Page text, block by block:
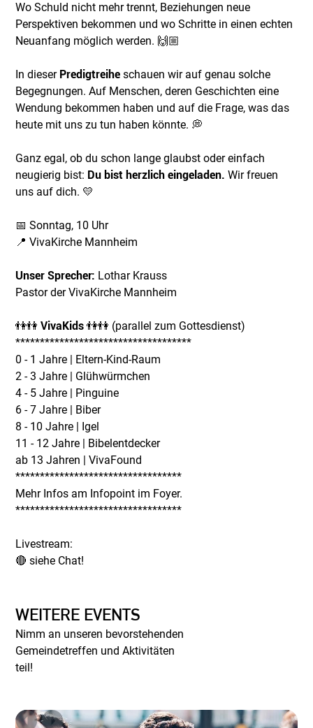
Wo Schuld nicht mehr trennt, Beziehungen neue
Perspektiven bekommen und wo Schritte in einen echten
Neuanfang möglich werden. 🙌🏼
In dieser Predigtreihe schauen wir auf genau solche
Begegnungen. Auf Menschen, deren Geschichten eine
Wendung bekommen haben und auf die Frage, was das
heute mit uns zu tun haben könnte. 💭
Ganz egal, ob du schon lange glaubst oder einfach
neugierig bist: Du bist herzlich eingeladen. Wir freuen
uns auf dich. 💛
📅 Sonntag, 10 Uhr
📍 VivaKirche Mannheim
Unser Sprecher: Lothar Krauss
Pastor der VivaKirche Mannheim
👫👫VivaKids 👫👫 (parallel zum Gottesdienst)
************************************
0 - 1 Jahre | Eltern-Kind-Raum
2 - 3 Jahre | Glühwürmchen
4 - 5 Jahre | Pinguine
6 - 7 Jahre | Biber
8 - 10 Jahre | Igel
11 - 12 Jahre | Bibelentdecker
ab 13 Jahren | VivaFound
**********************************
Mehr Infos am Infopoint im Foyer.
**********************************
Livestream:
🔴 siehe Chat!
WEITERE EVENTS
Nimm an unseren bevorstehenden
Gemeindetreffen und Aktivitäten
teil!